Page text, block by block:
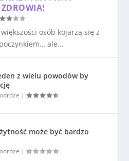
osób kojarzą się z
ale...
z wielu powodów by
|
może być bardzo
|